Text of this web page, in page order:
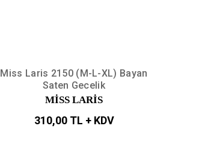
Miss Laris 2150 (M-L-XL) Bayan
Saten Gecelik
MİSS LARİS
310,00 TL + KDV